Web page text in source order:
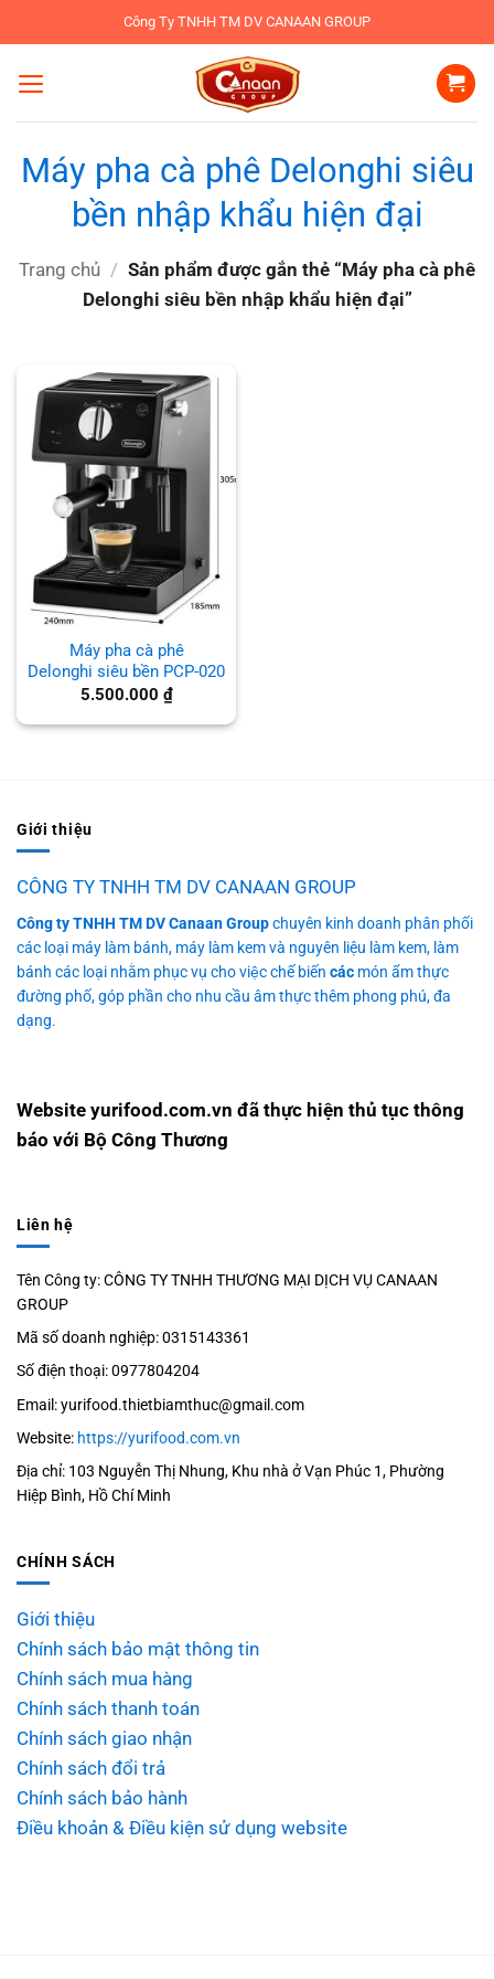
qua
nội
Công Ty TNHH TM DV CANAAN GROUP
Máy pha cà phê Delonghi siêu
bền nhập khẩu hiện đại
Trang chủ / Sản phẩm được gắn thẻ “Máy pha cà phê
Delonghi siêu bền nhập khẩu hiện đại”
Máy pha cà phê
Delonghi siêu bền PCP-020
5.500.000 ₫
Giới thiệu
CÔNG TY TNHH TM DV CANAAN GROUP
Công ty TNHH TM DV Canaan Groupchuyên kinh doanh phân phối
các loại máy làm bánh, máy làm kem và nguyên liệu làm kem, làm
bánh các loại nhằm phục vụ cho việc chế biến các món ẩm thực
đường phố, góp phần cho nhu cầu âm thực thêm phong phú, đa
dạng.
Website yurifood.com.vn đã thực hiện thủ tục thông
báo với Bộ Công Thương
Liên hệ
Tên Công ty: CÔNG TY TNHH THƯƠNG MẠI DỊCH VỤ CANAAN
GROUP
Mã số doanh nghiệp: 0315143361
Số điện thoại: 0977804204
Email: yurifood.thietbiamthuc@gmail.com
Website: https://yurifood.com.vn
Địa chỉ: 103 Nguyễn Thị Nhung, Khu nhà ở Vạn Phúc 1, Phường
Hiệp Bình, Hồ Chí Minh
CHÍNH SÁCH
Giới thiệu
Chính sách bảo mật thông tin
Chính sách mua hàng
Chính sách thanh toán
Chính sách giao nhận
Chính sách đổi trả
Chính sách bảo hành
Điều khoản & Điều kiện sử dụng website